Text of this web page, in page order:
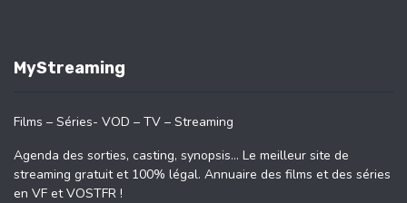
MyStreaming
Films – Séries- VOD – TV – Streaming
Agenda des sorties, casting, synopsis… Le meilleur site de
streaming gratuit et 100% légal. Annuaire des films et des séries
en VF et VOSTFR !